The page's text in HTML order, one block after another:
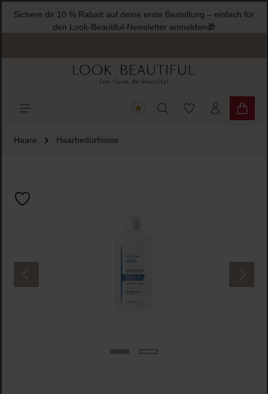
springen
Sichere dir 10 % Rabatt auf deine erste Bestellung – einfach für
den Look-Beautiful-Newsletter anmelden🎁
Du hast 0
Haare Haarbedürfnisse